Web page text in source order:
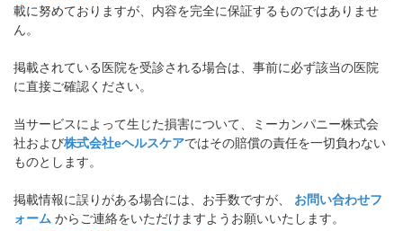
載に努めておりますが、内容を完全に保証するものではありませ
ん。
掲載されている医院を受診される場合は、事前に必ず該当の医院
に直接ご確認ください。
当サービスによって生じた損害について、ミーカンパニー株式会
社および株式会社eヘルスケアではその賠償の責任を一切負わない
ものとします。
掲載情報に誤りがある場合には、お手数ですが、 お問い合わせフ
ォーム からご連絡をいただけますようお願いいたします。